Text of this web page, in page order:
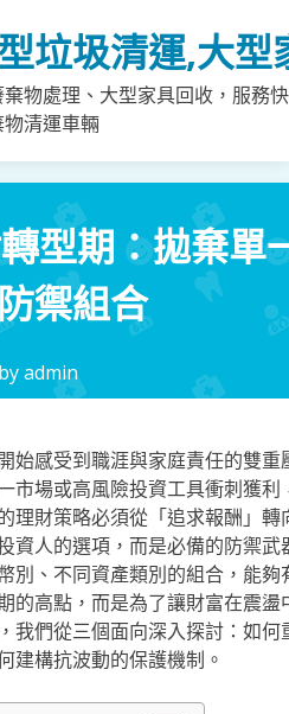
垃圾清運,大
物處理、大型家具回收，服務
清運車輛
型期：拋棄單
禦組合
byadmin
始感受到職涯與家庭責任的雙
市場或高風險投資工具衝刺獲
理財策略必須從「追求報酬」
資人的選項，而是必備的防禦
別、不同資產類別的組合，能
的高點，而是為了讓財富在震
我們從三個面向深入探討：如
建構抗波動的保護機制。